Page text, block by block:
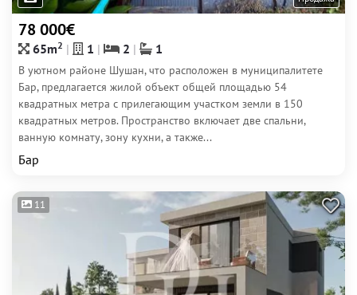
78 000€
65m2 1 2 1
В уютном районе Шушан, что расположен в муниципалитете
Бар, предлагается жилой объект общей площадью 54
квадратных метра с прилегающим участком земли в 150
квадратных метров. Пространство включает две спальни,
ванную комнату, зону кухни, а также...
Бар
11